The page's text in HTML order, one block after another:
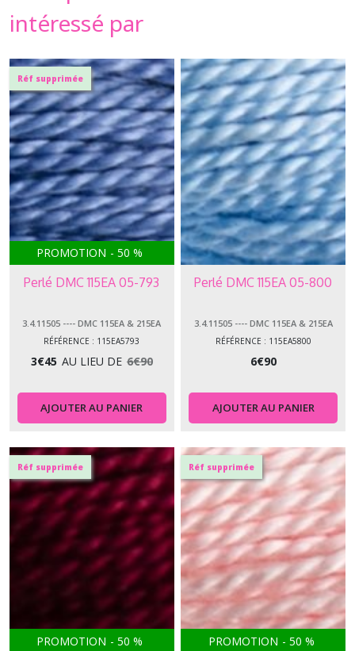
intéressé par
Réf supprimée
PROMOTION - 50 %
Perlé DMC 115EA 05-793
3.4.11505 ---- DMC 115EA & 215EA
PERLÉ 05
RÉFÉRENCE : 115EA5793
3€45 AU LIEU DE 6€90
AJOUTER AU PANIER
Perlé DMC 115EA 05-800
3.4.11505 ---- DMC 115EA & 215EA
PERLÉ 05
RÉFÉRENCE : 115EA5800
6€90
AJOUTER AU PANIER
Réf supprimée
PROMOTION - 50 %
Réf supprimée
PROMOTION - 50 %